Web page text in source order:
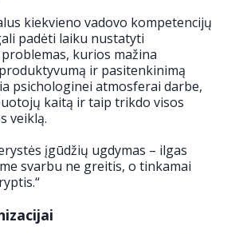
kiekvieno vadovo kompetencijų
padėti laiku nustatyti
kurios mažina
ir pasitenkinimą
psichologinei atmosferai darbe,
kaitą ir taip trikdo visos
veiklą.
įgūdžių ugdymas – ilgas
svarbu ne greitis, o tinkamai